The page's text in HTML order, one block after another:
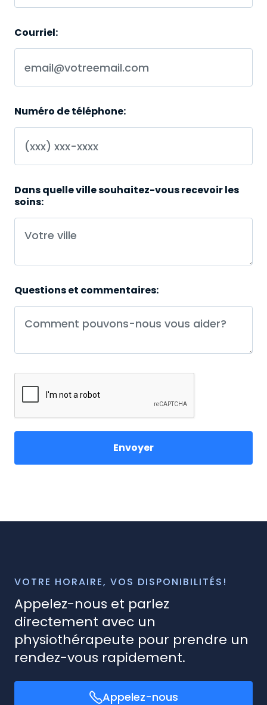
Courriel:
Numéro de téléphone:
Dans quelle ville souhaitez-vous recevoir les
soins:
Questions et commentaires:
VOTRE HORAIRE, VOS DISPONIBILITÉS!
Appelez-nous et parlez
directement avec un
physiothérapeute pour prendre un
rendez-vous rapidement.
Appelez-nous